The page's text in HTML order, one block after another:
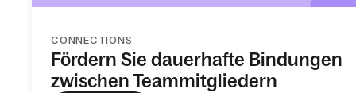
CONNECTIONS
Fördern Sie dauerhafte Bindungen
zwischen Teammitgliedern